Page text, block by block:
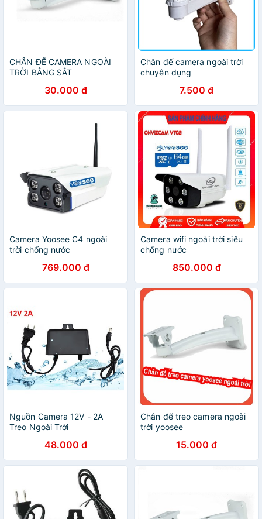
CHÂN ĐẾ CAMERA NGOÀI
TRỜI BẰNG SẮT
30.000 đ
Chân đế camera ngoài trời
chuyên dụng
7.500 đ
Camera Yoosee C4 ngoài
trời chống nước
769.000 đ
Camera wifi ngoài trời siêu
chống nước
850.000 đ
Nguồn Camera 12V - 2A
Treo Ngoài Trời
48.000 đ
Chân đế treo camera ngoài
trời yoosee
15.000 đ